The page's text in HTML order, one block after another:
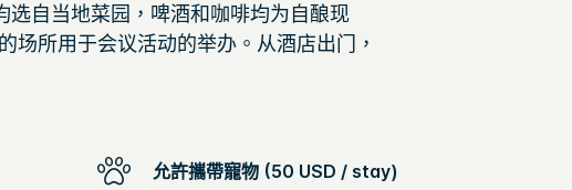
自当地菜园，啤酒和咖啡均为自酿现
所用于会议活动的举办。从酒店出门，
允許攜帶寵物 (50 USD / stay)